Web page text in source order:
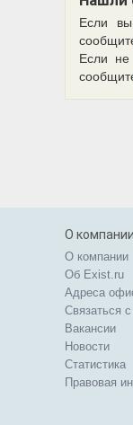
Если
Если
О компании
О компании
Об Exist.ru
Адреса
Связаться
Вакансии
Новости
Статистика
Правовая